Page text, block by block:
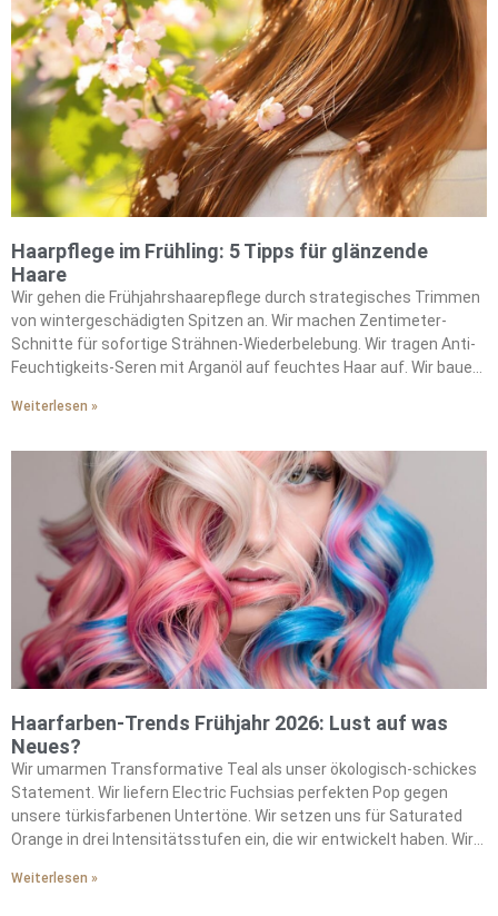
sanften Bronde-Highlights. Wir fügen Wärme durch satte
Schokoladentöne hinzu. Wir kombinieren entspannte Styles mit
Netzbaretts für Raffinesse. Wir integrieren Statement-Schals für
Pariser Eleganz. Wir brauchen minimalen Morgenaufwand bei
maximaler Wirkung.
Haarpflege im Frühling: 5 Tipps für glänzende
Haare
Wir gehen die Frühjahrshaarepflege durch strategisches Trimmen
von wintergeschädigten Spitzen an. Wir machen Zentimeter-
Schnitte für sofortige Strähnen-Wiederbelebung. Wir tragen Anti-
Feuchtigkeits-Seren mit Arganöl auf feuchtes Haar auf. Wir bauen
machen wöchentliche Kopfhaut-Peelings, um
statt Hitzestyling, um die natürliche Feuchtigkeit zu bewahren. Wir
verwenden Vor-Färbung-Pflegemasken vor saisonalen
Farbveränderungen. Wir stärken unsere Strähnen durch
Tiefenpflegebehandlungen. Wir bekämpfen Frizz mit ölbasierten
Schutzbarrieren. Wir erhalten die Haargesundheit durch
konsequente feuchtigkeitsbewahrende Praktiken.
Weiterlesen »
Haarfarben-Trends Frühjahr 2026: Lust auf was
Neues?
Wir umarmen Transformative Teal als unser ökologisch-schickes
Statement. Wir liefern Electric Fuchsias perfekten Pop gegen
unsere türkisfarbenen Untertöne. Wir setzen uns für Saturated
Orange in drei Intensitätsstufen ein, die wir entwickelt haben. Wir
Formulierungen. Wir inspirieren Vintage-Ästhetik mit unseren
Weiterlesen »